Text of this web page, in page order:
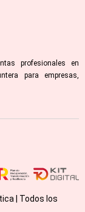
profesionales en
para empresas,
| Todos los